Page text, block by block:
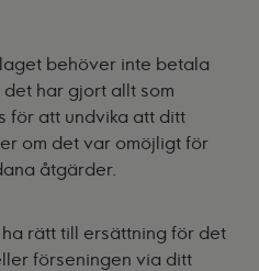
behöver inte betala
har gjort allt som
för att undvika att ditt
om det var omöjligt för
åtgärder.
rätt till ersättning för det
förseningen via ditt